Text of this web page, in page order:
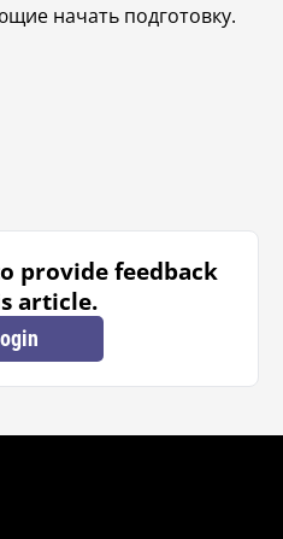
начать подготовку.
provide feedback
article.